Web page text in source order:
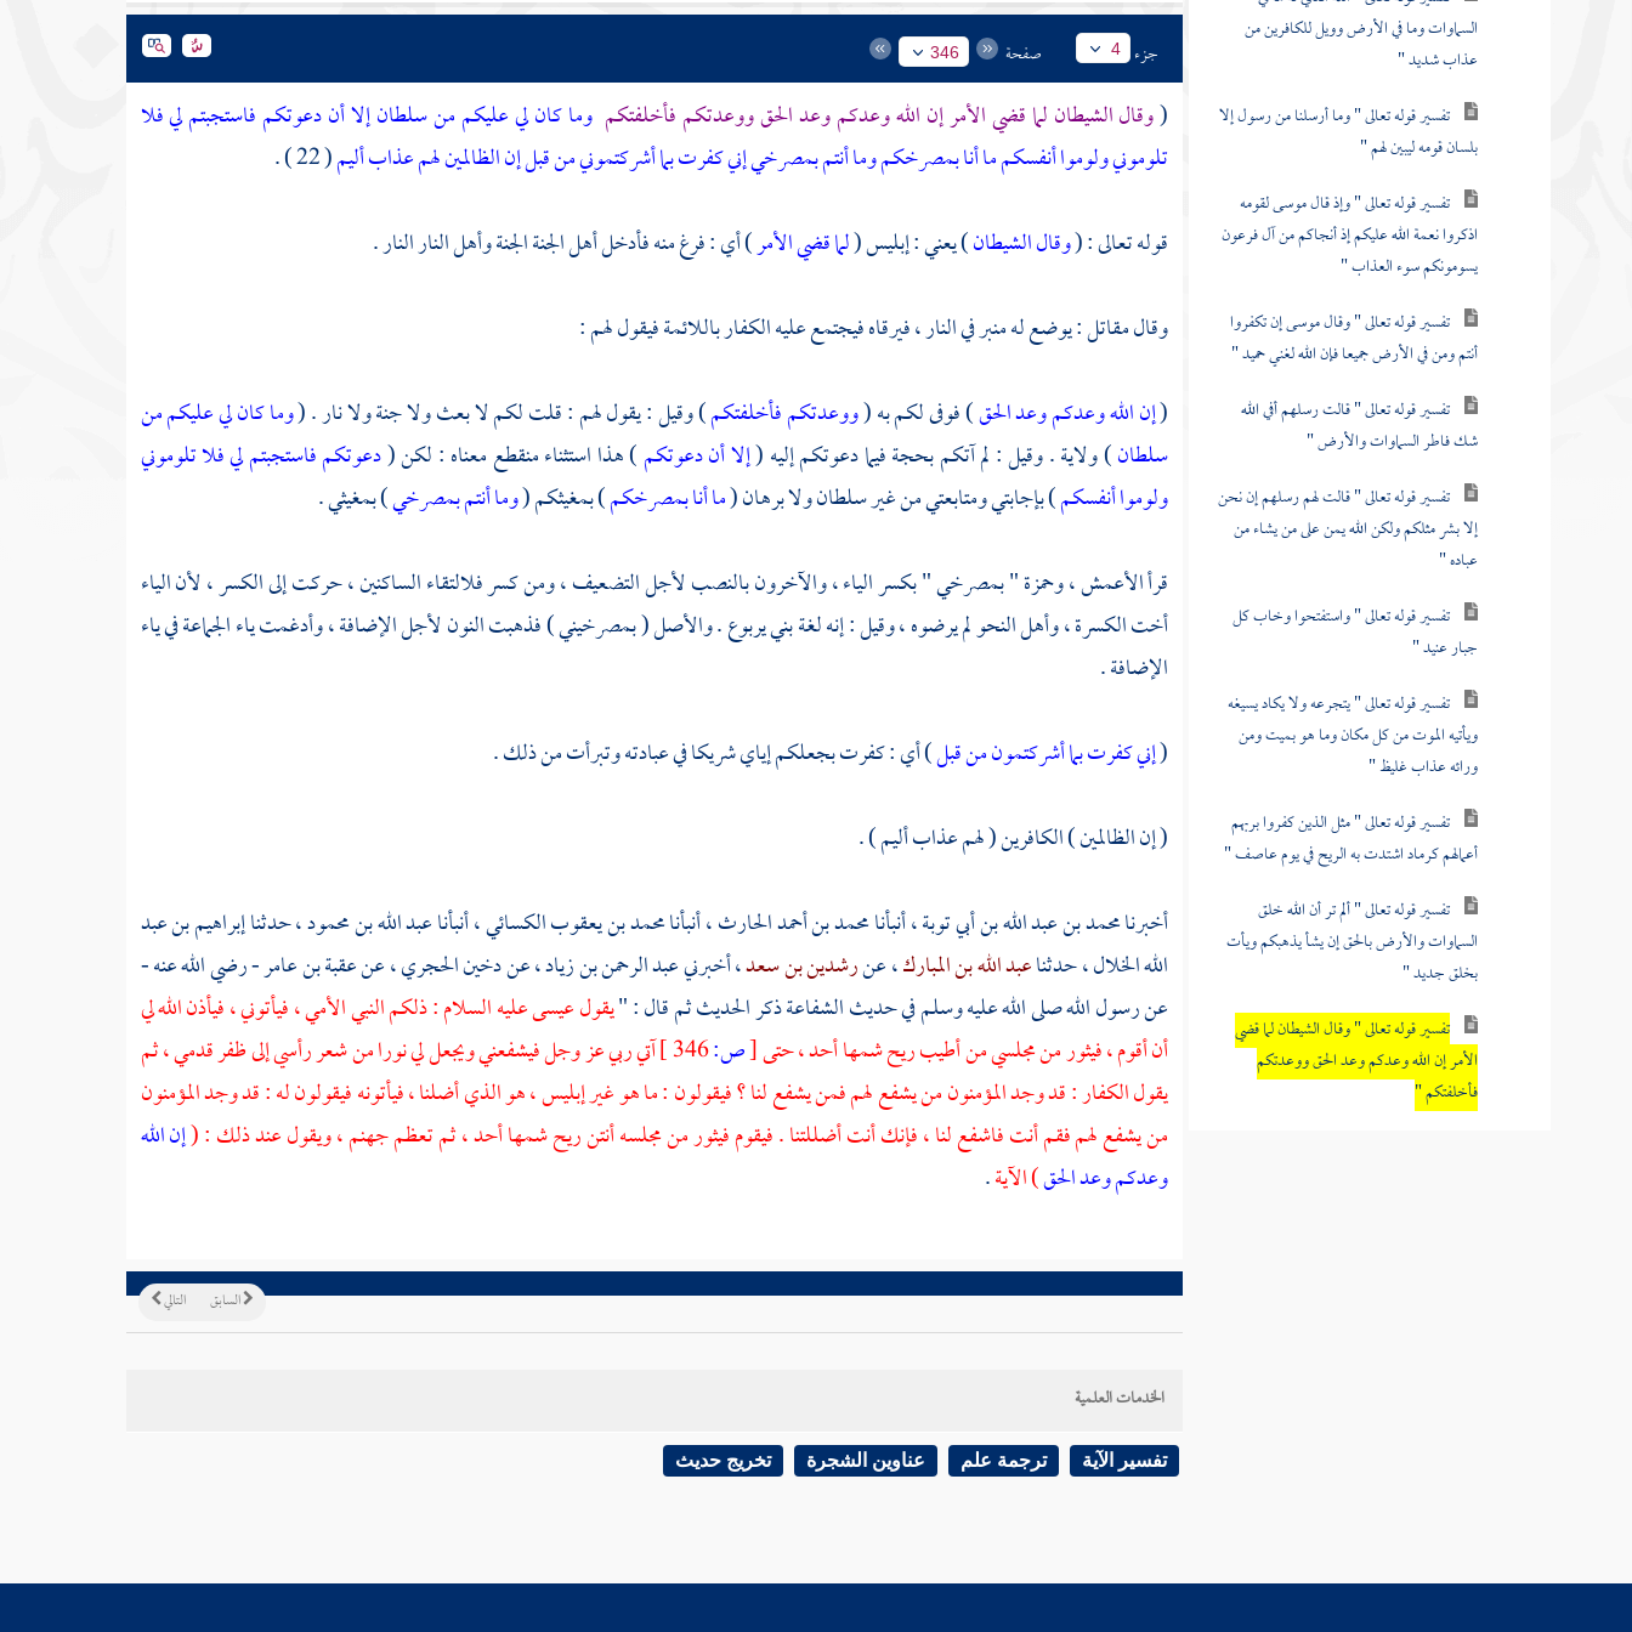
السماوات وما في الأرض وويل للكافرين من
عذاب شديد "
تفسير قوله تعالى " وما أرسلنا من رسول إلا
بلسان قومه ليبين لهم "
تفسير قوله تعالى " وإذ قال موسى لقومه
اذكروا نعمة الله عليكم إذ أنجاكم من آل فرعون
يسومونكم سوء العذاب "
تفسير قوله تعالى " وقال موسى إن تكفروا
أنتم ومن في الأرض جميعا فإن الله لغني حميد "
تفسير قوله تعالى " قالت رسلهم أفي الله
شك فاطر السماوات والأرض "
تفسير قوله تعالى " قالت لهم رسلهم إن نحن
إلا بشر مثلكم ولكن الله يمن على من يشاء من
عباده "
تفسير قوله تعالى " واستفتحوا وخاب كل
جبار عنيد "
تفسير قوله تعالى " يتجرعه ولا يكاد يسيغه
ويأتيه الموت من كل مكان وما هو بميت ومن
ورائه عذاب غليظ "
تفسير قوله تعالى " مثل الذين كفروا بربهم
أعمالهم كرماد اشتدت به الريح في يوم عاصف "
تفسير قوله تعالى " ألم تر أن الله خلق
السماوات والأرض بالحق إن يشأ يذهبكم ويأت
بخلق جديد "
تفسير قوله تعالى " وقال الشيطان لما قضي
الأمر إن الله وعدكم وعد الحق ووعدتكم
فأخلفتكم "
جزء 4 صفحة 346
(وقال الشيطان لما قضي الأمر إن الله وعدكم وعد الحق ووعدتكم فأخلفتكم وما كان لي عليكم من سلطان إلا أن دعوتكم فاستجبتم لي فلا
تلوموني ولوموا أنفسكم ما أنا بمصرخكم وما أنتم بمصرخي إني كفرت بما أشركتموني من قبل إن الظالمين لهم عذاب أليم( 22 ) .
قوله تعالى : (وقال الشيطان) يعني : إبليس (لما قضي الأمر) أي : فرغ منه فأدخل أهل الجنة الجنة وأهل النار النار .
وقالمقاتل: يوضع له منبر في النار ، فيرقاه فيجتمع عليه الكفار باللائمة فيقول لهم :
(إن الله وعدكم وعد الحق) فوفى لكم به (ووعدتكم فأخلفتكم) وقيل : يقول لهم : قلت لكم لا بعث ولا جنة ولا نار . (وما كان لي عليكم من
سلطان) ولاية . وقيل : لم آتكم بحجة فيما دعوتكم إليه (إلا أن دعوتكم) هذا استثناء منقطع معناه : لكن (دعوتكم فاستجبتم لي فلا تلوموني
ولوموا أنفسكم) بإجابتي ومتابعتي من غير سلطان ولا برهان (ما أنا بمصرخكم) بمغيثكم (وما أنتم بمصرخي) بمغيثي .
قرأالأعمش ،وحمزة" بمصرخي " بكسر الياء ، والآخرون بالنصب لأجل التضعيف ، ومن كسر فلالتقاء الساكنين ، حركت إلى الكسر ، لأن الياء
أخت الكسرة ، وأهل النحو لم يرضوه ، وقيل : إنه لغة بني يربوع . والأصل ( بمصرخيني ) فذهبت النون لأجل الإضافة ، وأدغمت ياء الجماعة في ياء
الإضافة .
(إني كفرت بما أشركتمون من قبل) أي : كفرت بجعلكم إياي شريكا في عبادته وتبرأت من ذلك .
( إن الظالمين ) الكافرين ( لهم عذاب أليم ) .
أخبرنامحمد بن عبد الله بن أبي توبة، أنبأنامحمد بن أحمد الحارث، أنبأنامحمد بن يعقوب الكسائي، أنبأناعبد الله بن محمود، حدثناإبراهيم بن عبد
الله الخلال، حدثناعبد الله بن المبارك، عنرشدين بن سعد، أخبرنيعبد الرحمن بن زياد، عندخين الحجري، عنعقبة بن عامر- رضي الله عنه -
عن رسول الله صلى الله عليه وسلم في حديث الشفاعة ذكر الحديث ثم قال : "يقول عيسى عليه السلام : ذلكم النبي الأمي ، فيأتوني ، فيأذن الله لي
أن أقوم ، فيثور من مجلسي من أطيب ريح شمها أحد ، حتى[ص:346 ]
آتي ربي عز وجل فيشفعني ويجعل لي نورا من شعر رأسي إلى ظفر قدمي ، ثم
يقول الكفار : قد وجد المؤمنون من يشفع لهم فمن يشفع لنا ؟ فيقولون : ما هو غير إبليس ، هو الذي أضلنا ، فيأتونه فيقولون له : قد وجد المؤمنون
من يشفع لهم فقم أنت فاشفع لنا ، فإنك أنت أضللتنا . فيقوم فيثور من مجلسه أنتن ريح شمها أحد ، ثم تعظم جهنم ، ويقول عند ذلك : (إن الله
وعدكم وعد الحق) الآية.
التالي السابق
الخدمات العلمية
تفسير الآية ترجمة علم عناوين الشجرة تخريج حديث